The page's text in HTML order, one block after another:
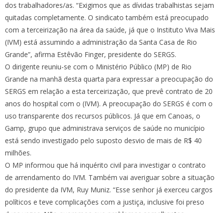
dos trabalhadores/as. “Exigimos que as dívidas trabalhistas sejam
quitadas completamente. O sindicato também está preocupado
com a terceirização na área da saúde, já que o Instituto Viva Mais
(IVM) está assumindo a administração da Santa Casa de Rio
Grande”, afirma Estêvão Finger, presidente do SERGS.
O dirigente reuniu-se com o Ministério Público (MP) de Rio
Grande na manhã desta quarta para expressar a preocupação do
SERGS em relação a esta terceirização, que prevê contrato de 20
anos do hospital com o (IVM). A preocupação do SERGS é com o
uso transparente dos recursos públicos. Já que em Canoas, o
Gamp, grupo que administrava serviços de saúde no município
está sendo investigado pelo suposto desvio de mais de R$ 40
milhões.
O MP informou que há inquérito civil para investigar o contrato
de arrendamento do IVM. Também vai averiguar sobre a situação
do presidente da IVM, Ruy Muniz. “Esse senhor já exerceu cargos
políticos e teve complicações com a justiça, inclusive foi preso